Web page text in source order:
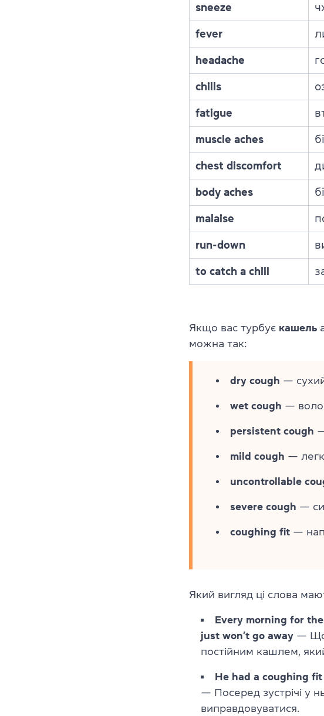
sneeze
fever
headache
chills
fatigue
muscle aches
chest discomfort
body aches
malaise
run-down
to catch a chill
Якщо вас турбує кашель
можна так:
dry cough —
wet cough —
persistent cough
mild cough —
uncontrollable
severe cough —
coughing fit —
Який вигляд ці слова
Every morning for
just won’t go away —
постійним кашлем,
He had a coughing
— Посеред зустрічі у
виправдовуватися.